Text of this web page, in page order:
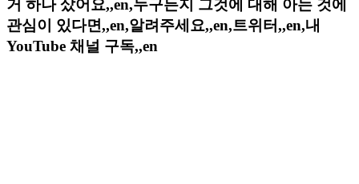
거 하나 샀어요,,en,누구든지 그것에 대해 아는 것에
관심이 있다면,,en,알려주세요,,en,트위터,,en,내
YouTube 채널 구독,,en